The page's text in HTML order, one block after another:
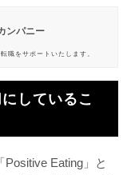
ンパニー
職をサポートいたします。
しているこ
Eating」と